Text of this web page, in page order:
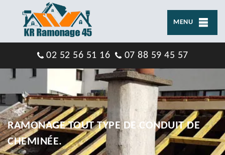
MENU
02 52 56 51 16 07 88 59 45 57
RAMONAGE TOUT TYPE DE CONDUIT DE
CHEMINÉE.